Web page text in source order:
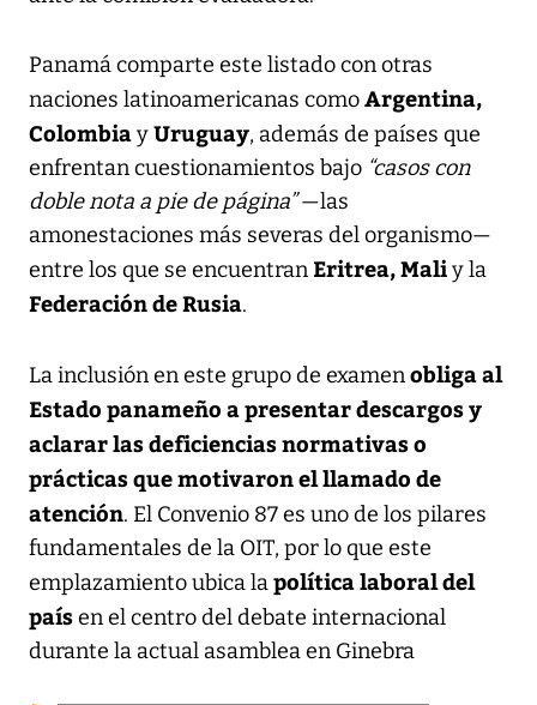
Panamá comparte este listado con otras
naciones latinoamericanas comoArgentina,
ColombiayUruguay, además de países que
enfrentan cuestionamientos bajo “casos con
doble nota a pie de página”—las
amonestaciones más severas del organismo—
entre los que se encuentran Eritrea, Maliy la
Federación de Rusia.
La inclusión en este grupo de examenobliga al
Estado panameño a presentar descargos y
aclarar las deficiencias normativas o
prácticas que motivaron el llamado de
atención. El Convenio 87 es uno de los pilares
fundamentales de la OIT, por lo que este
emplazamiento ubica lapolítica laboral del
paísen el centro del debate internacional
durante la actual asamblea en Ginebra